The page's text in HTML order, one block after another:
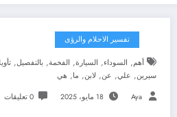
تفسير الاحلام والرؤى
أهم, السوداء, السيارة, الفخمة, بالتفصيل,
سيرين, علي, عن, لابن, ما, هي
Aya 18 مايو، 2025 0 تعليقات